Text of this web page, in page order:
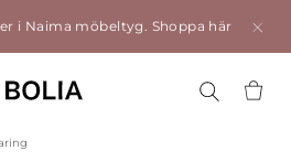
i Naima möbeltyg. Shoppa här